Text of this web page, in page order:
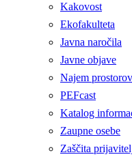
Kakovost
Ekofakulteta
Javna naročila
Javne objave
Najem prostorov
PEFcast
Katalog
Zaupne osebe
Zaščita